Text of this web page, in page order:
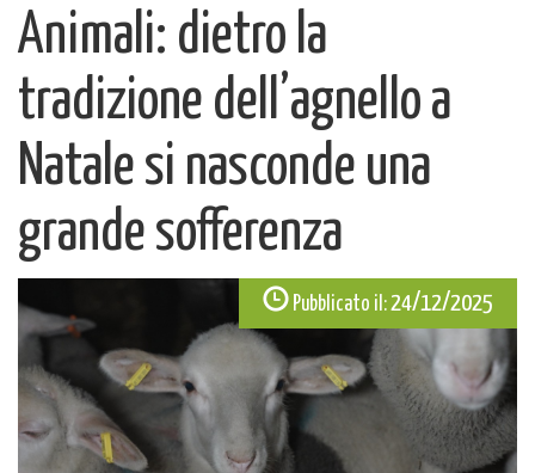
Animali: dietro la
tradizione dell’agnello a
Natale si nasconde una
grande sofferenza
Pubblicato il:24/12/2025